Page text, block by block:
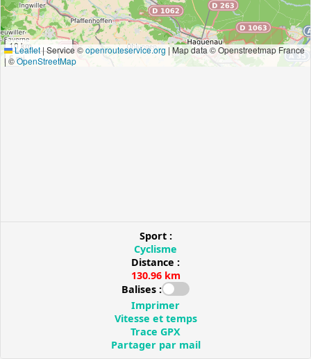
10 km
5 mi
Leaflet|Service ©openrouteservice.org | Map data © Openstreetmap France
| ©OpenStreetMap
Sport :
Cyclisme
Distance :
130.96 km
Balises :
Imprimer
Vitesse et temps
Trace GPX
Partager par mail